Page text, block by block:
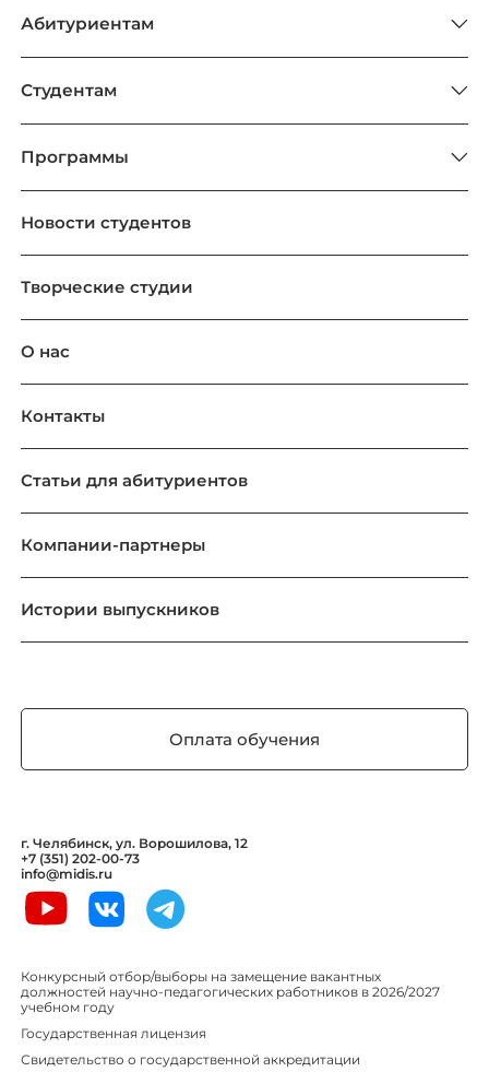
Новости студентов
Творческие студии
О нас
Контакты
Статьи для абитуриентов
Компании-партнеры
Истории выпускников
Программы
Абитуриентам
Студентам
Оплата обучения
г. Челябинск, ул. Ворошилова, 12
+7 (351) 202-00-73
info@midis.ru
Конкурсный отбор/выборы на замещение вакантных
должностей научно-педагогических работников в 2026/2027
учебном году
Государственная лицензия
Свидетельство о государственной аккредитации